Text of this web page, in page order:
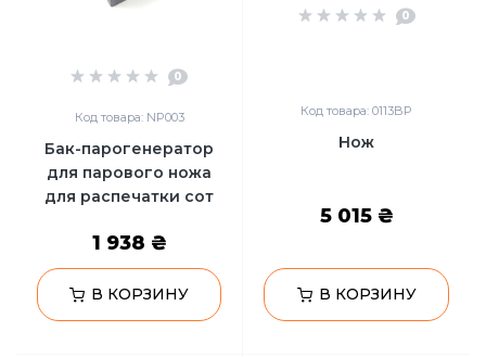
0
Код товара: NP003
Бак-парогенератор
для парового ножа
для распечатки сот
1 938 ₴
В КОРЗИНУ
0
Код товара: 0113BP
Нож
5 015 ₴
В КОРЗИНУ